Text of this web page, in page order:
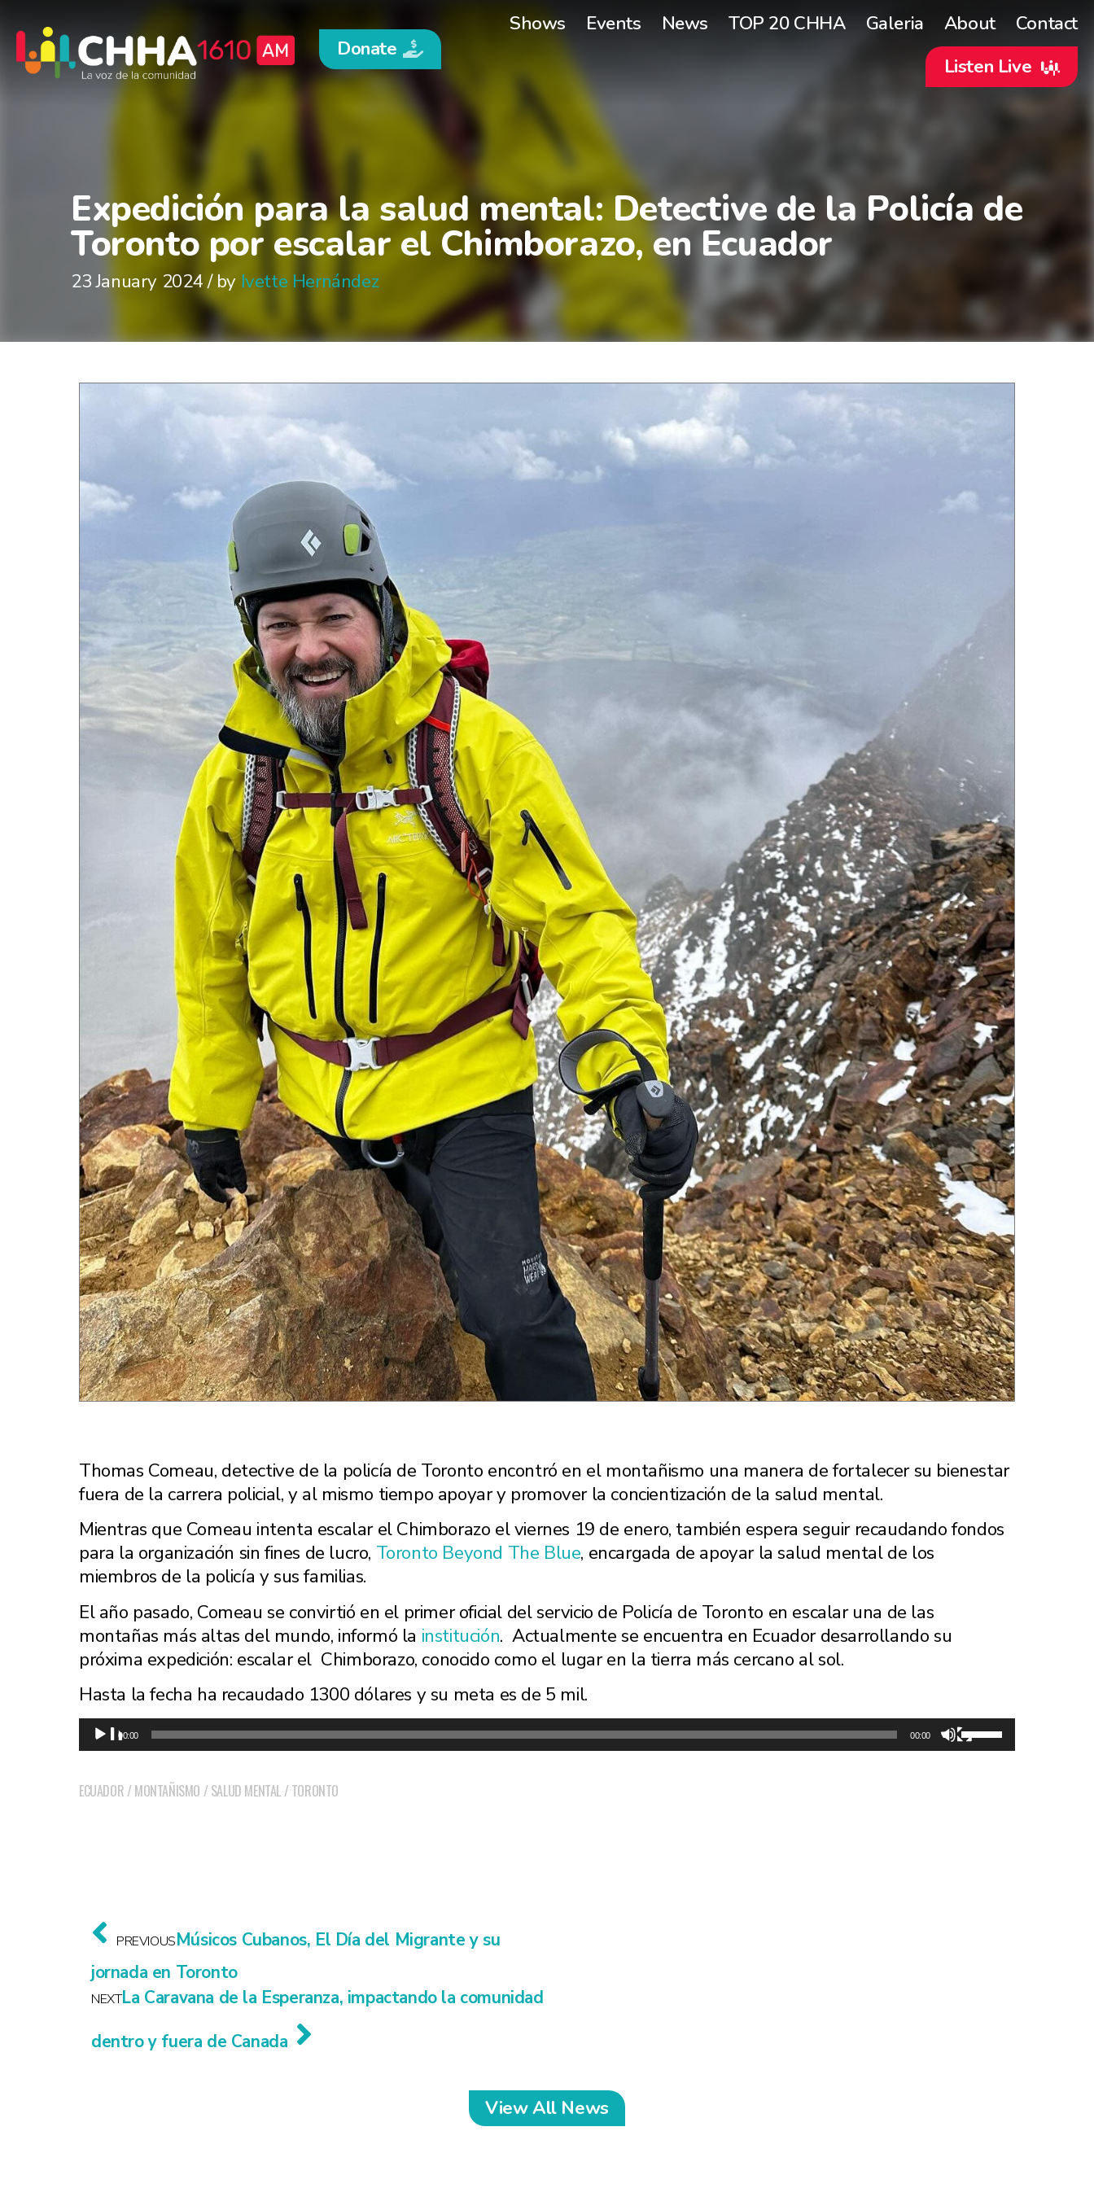
Donate
Listen Live
Shows Events News TOP 20 CHHA Galeria About Contact
Expedición para la salud mental: Detective de la Policía de
Toronto por escalar el Chimborazo, en Ecuador
23 January 2024 / by Ivette Hernández
Thomas Comeau, detective de la policía de Toronto encontró en el montañismo una manera de fortalecer su bienestar
fuera de la carrera policial, y al mismo tiempo apoyar y promover la concientización de la salud mental.
Mientras que Comeau intenta escalar el Chimborazo el viernes 19 de enero, también espera seguir recaudando fondos
para la organización sin fines de lucro, Toronto Beyond The Blue, encargada de apoyar la salud mental de los
miembros de la policía y sus familias.
El año pasado, Comeau se convirtió en el primer oficial del servicio de Policía de Toronto en escalar una de las
montañas más altas del mundo, informó la institución. Actualmente se encuentra en Ecuador desarrollando su
próxima expedición: escalar el Chimborazo, conocido como el lugar en la tierra más cercano al sol.
Hasta la fecha ha recaudado 1300 dólares y su meta es de 5 mil.
Audio
Player
00:00 00:00
Use
Up/Down
ECUADOR / MONTAÑISMO / SALUD MENTAL / TORONTO
PREVIOUSMúsicos Cubanos, El Día del Migrante y su
jornada en Toronto
NEXTLa Caravana de la Esperanza, impactando la comunidad
dentro y fuera de Canada
View All News